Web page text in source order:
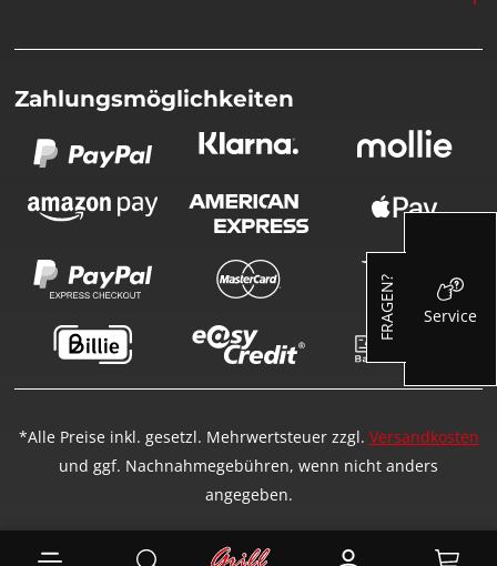
Zahlungsmöglichkeiten
*Alle Preise inkl. gesetzl. Mehrwertsteuer zzgl. Versandkosten
und ggf. Nachnahmegebühren, wenn nicht anders
angegeben.
FRAGEN? Service